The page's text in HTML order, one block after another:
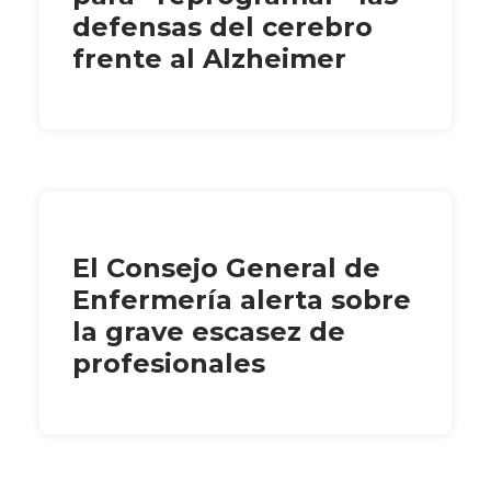
defensas del cerebro
frente al Alzheimer
El Consejo General de
Enfermería alerta sobre
la grave escasez de
profesionales